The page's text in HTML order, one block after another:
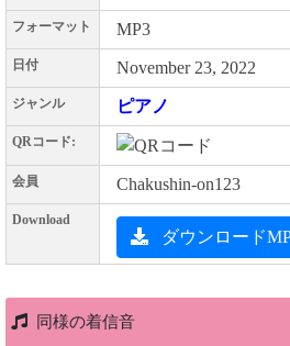
フォーマット MP3
日付 November 23, 2022
ジャンル ピアノ
QRコード:
会員 Chakushin-on123
Download
ダウンロード
同様の着信音